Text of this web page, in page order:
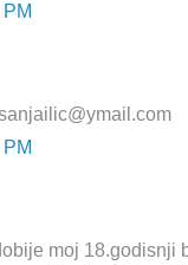
moj 18.godisnji